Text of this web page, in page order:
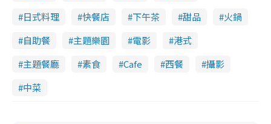
日式料理
快餐店 下午茶 甜品
火鍋
自助餐
主題樂園 電影
港式
主題餐廳
素食 Cafe 西餐
攝影
中菜